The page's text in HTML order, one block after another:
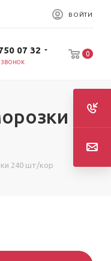
ВОЙТИ
07 32
ЗВОНОК
0
240 шт/кор